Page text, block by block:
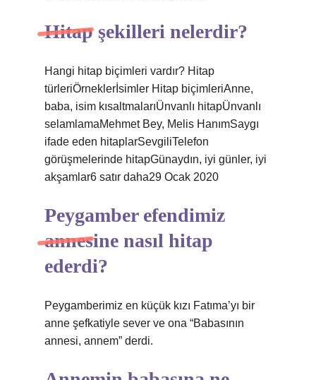
Hitap şekilleri nelerdir?
Hangi hitap biçimleri vardır? Hitap
türleriÖrneklerİsimler Hitap biçimleriAnne,
baba, isim kısaltmalarıÜnvanlı hitapÜnvanlı
selamlamaMehmet Bey, Melis HanımSaygı
ifade eden hitaplarSevgiliTelefon
görüşmelerinde hitapGünaydın, iyi günler, iyi
akşamlar6 satır daha29 Ocak 2020
Peygamber efendimiz
annesine nasıl hitap
ederdi?
Peygamberimiz en küçük kızı Fatıma’yı bir
anne şefkatiyle sever ve ona “Babasının
annesi, annem” derdi.